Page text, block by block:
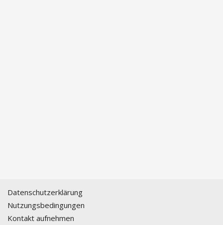
Datenschutzerklärung
Nutzungsbedingungen
Kontakt aufnehmen